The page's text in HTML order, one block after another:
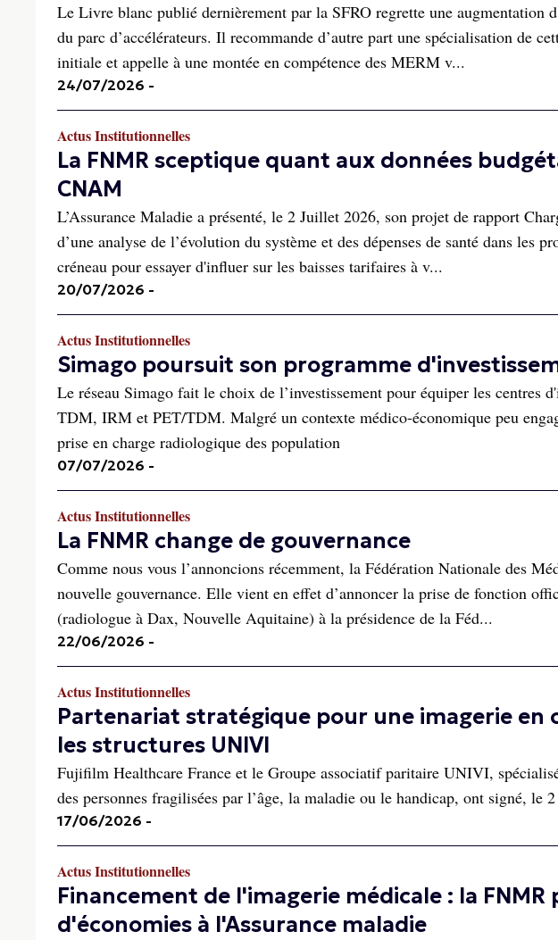
Le Livre blanc publié dernièrement par la SFRO regrette une augmentation
du parc d’accélérateurs. Il recommande d’autre part une spécialisation de
initiale et appelle à une montée en compétence des MERM v...
24/07/2026 -
Actus Institutionnelles
La FNMR sceptique quant aux données
CNAM
L’Assurance Maladie a présenté, le 2 Juillet 2026, son projet de rapport
d’une analyse de l’évolution du système et des dépenses de santé dans les
créneau pour essayer d'influer sur les baisses tarifaires à v...
20/07/2026 -
Actus Institutionnelles
Simago poursuit son programme
Le réseau Simago fait le choix de l’investissement pour équiper les centres
TDM, IRM et PET/TDM. Malgré un contexte médico-économique peu
prise en charge radiologique des population
07/07/2026 -
Actus Institutionnelles
La FNMR change de gouvernance
Comme nous vous l’annoncions récemment, la Fédération Nationale des
nouvelle gouvernance. Elle vient en effet d’annoncer la prise de fonction
(radiologue à Dax, Nouvelle Aquitaine) à la présidence de la Féd...
22/06/2026 -
Actus Institutionnelles
Partenariat stratégique pour une imagerie en
les structures UNIVI
Fujifilm Healthcare France et le Groupe associatif paritaire UNIVI,
des personnes fragilisées par l’âge, la maladie ou le handicap, ont signé, le
17/06/2026 -
Actus Institutionnelles
Financement de l'imagerie médicale : la FNMR
d'économies à l'Assurance maladie